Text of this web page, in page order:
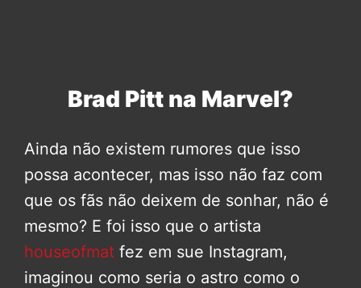
Brad Pitt na Marvel?
Ainda não existem rumores que isso
possa acontecer, mas isso não faz com
que os fãs não deixem de sonhar, não é
mesmo? E foi isso que o artista
houseofmat fez em sue Instagram,
imaginou como seria o astro como o